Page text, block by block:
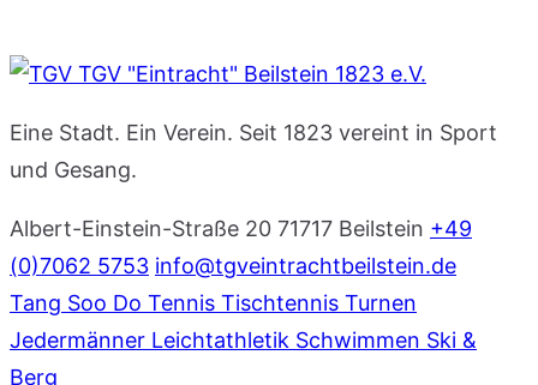
TGV "Eintracht" Beilstein 1823 e.V.
Eine Stadt. Ein Verein. Seit 1823 vereint in Sport
und Gesang.
Albert-Einstein-Straße 20 71717 Beilstein +49
(0)7062 5753 info@tgveintrachtbeilstein.de
Tang Soo Do Tennis Tischtennis Turnen
Jedermänner Leichtathletik Schwimmen Ski &
Berg